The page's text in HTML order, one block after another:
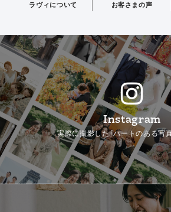
ラヴィについて お客さまの声
Instagram
実際に撮影した「ハートのある写